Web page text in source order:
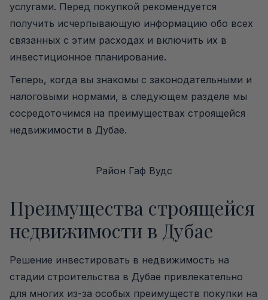
услугами. Перед покупкой рекомендуется
получить исчерпывающую информацию обо всех
связанных с этим расходах и включить их в
инвестиционное планирование.
Теперь, когда вы знакомы с законодательными и
налоговыми нормами, в следующем разделе мы
сосредоточимся на преимуществах строящейся
недвижимости в Дубае.
Район Гаф Вудс
Преимущества строящейся
недвижимости в Дубае
Решение инвестировать в недвижимость на
стадии строительства в Дубае привлекательно
для многих из-за особых преимуществ покупки на